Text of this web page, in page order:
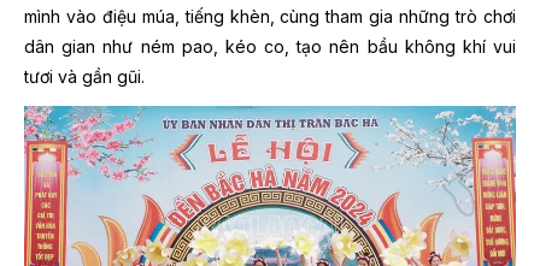
mình vào điệu múa, tiếng khèn, cùng tham gia những trò chơi
dân gian như ném pao, kéo co, tạo nên bầu không khí vui
tươi và gần gũi.